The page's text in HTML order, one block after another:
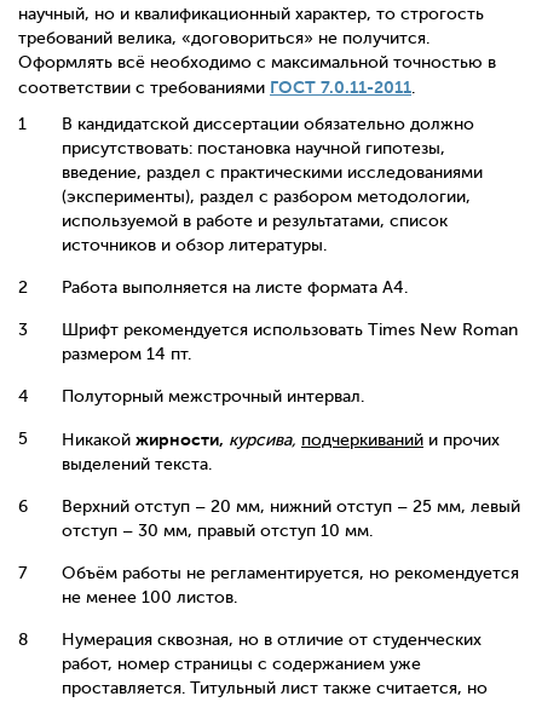
научный, но и квалификационный характер, то строгость
требований велика, «договориться» не получится.
Оформлять всё необходимо с максимальной точностью в
соответствии с требованиями ГОСТ 7.0.11-2011.
В кандидатской диссертации обязательно должно
присутствовать: постановка научной гипотезы,
введение, раздел с практическими исследованиями
(эксперименты), раздел с разбором методологии,
используемой в работе и результатами, список
источников и обзор литературы.
Работа выполняется на листе формата А4.
Шрифт рекомендуется использовать Times New Roman
размером 14 пт.
Полуторный межстрочный интервал.
Никакой жирности, курсива, подчеркиваний и прочих
выделений текста.
Верхний отступ – 20 мм, нижний отступ – 25 мм, левый
отступ – 30 мм, правый отступ 10 мм.
Объём работы не регламентируется, но рекомендуется
не менее 100 листов.
Нумерация сквозная, но в отличие от студенческих
работ, номер страницы с содержанием уже
проставляется. Титульный лист также считается, но